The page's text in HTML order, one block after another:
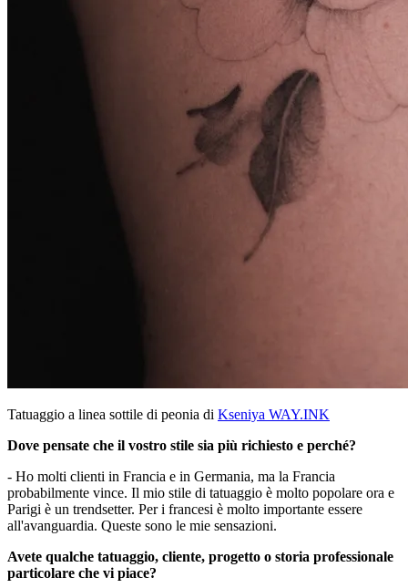
Tatuaggio a linea sottile di peonia di Kseniya WAY.INK
Dove pensate che il vostro stile sia più richiesto e perché?
- Ho molti clienti in Francia e in Germania, ma la Francia
probabilmente vince. Il mio stile di tatuaggio è molto popolare ora e
Parigi è un trendsetter. Per i francesi è molto importante essere
all'avanguardia. Queste sono le mie sensazioni.
Avete qualche tatuaggio, cliente, progetto o storia professionale
particolare che vi piace?